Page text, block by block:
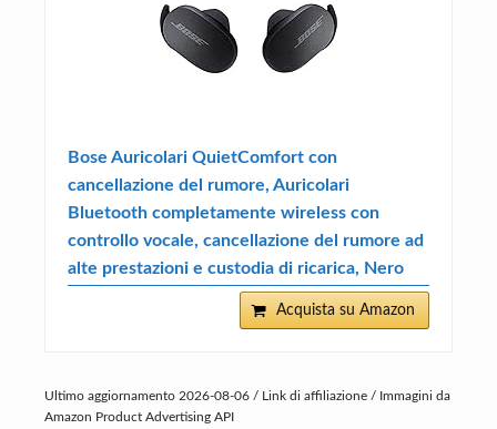
Bose Auricolari QuietComfort con
cancellazione del rumore, Auricolari
Bluetooth completamente wireless con
controllo vocale, cancellazione del rumore ad
alte prestazioni e custodia di ricarica, Nero
Acquista su Amazon
Ultimo aggiornamento 2026-08-06 / Link di affiliazione / Immagini da
Amazon Product Advertising API